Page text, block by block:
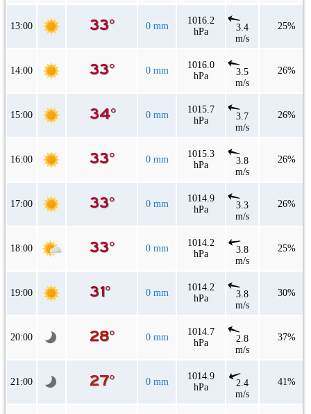
13:00 0 mm
1016.2
hPa
3.4
m/s
25%
14:00 0 mm
1016.0
hPa
3.5
m/s
26%
15:00 0 mm
1015.7
hPa
3.7
m/s
26%
16:00 0 mm
1015.3
hPa
3.8
m/s
26%
17:00 0 mm
1014.9
hPa
3.3
m/s
26%
18:00 0 mm
1014.2
hPa
3.8
m/s
25%
19:00 0 mm
1014.2
hPa
3.8
m/s
30%
20:00 0 mm
1014.7
hPa
2.8
m/s
37%
21:00 0 mm
1014.9
hPa
2.4
m/s
41%